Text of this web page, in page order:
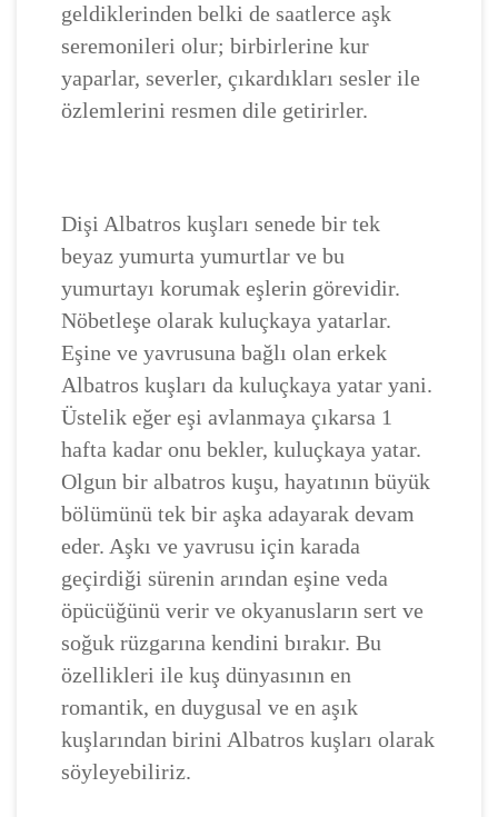
geldiklerinden belki de saatlerce aşk
seremonileri olur; birbirlerine kur
yaparlar, severler, çıkardıkları sesler ile
özlemlerini resmen dile getirirler.
Dişi Albatros kuşları senede bir tek
beyaz yumurta yumurtlar ve bu
yumurtayı korumak eşlerin görevidir.
Nöbetleşe olarak kuluçkaya yatarlar.
Eşine ve yavrusuna bağlı olan erkek
Albatros kuşları da kuluçkaya yatar yani.
Üstelik eğer eşi avlanmaya çıkarsa 1
hafta kadar onu bekler, kuluçkaya yatar.
Olgun bir albatros kuşu, hayatının büyük
bölümünü tek bir aşka adayarak devam
eder. Aşkı ve yavrusu için karada
geçirdiği sürenin arından eşine veda
öpücüğünü verir ve okyanusların sert ve
soğuk rüzgarına kendini bırakır. Bu
özellikleri ile kuş dünyasının en
romantik, en duygusal ve en aşık
kuşlarından birini Albatros kuşları olarak
söyleyebiliriz.